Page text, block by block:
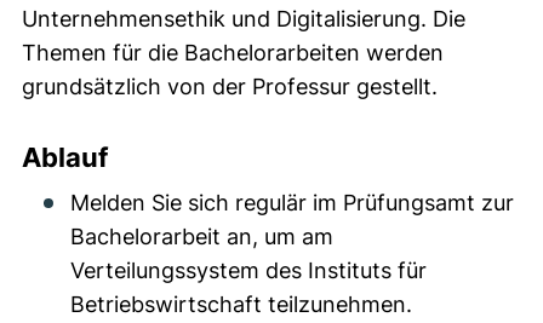
Unternehmensethik und Digitalisierung. Die
Themen für die Bachelorarbeiten werden
grundsätzlich von der Professur gestellt.
Ablauf
Melden Sie sich regulär im Prüfungsamt zur
Bachelorarbeit an, um am
Verteilungssystem des Instituts für
Betriebswirtschaft teilzunehmen.